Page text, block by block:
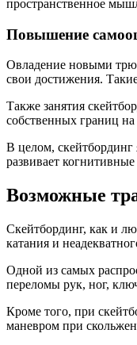
пространственное
Повышение
Овладение новыми
свои достижения.
Также занятия
собственных границ
В целом, скейтбординг
развивает
Возможные
Скейтбординг, как и
катания и
Одной из самых
переломы рук, ног,
Кроме того, при
маневром при